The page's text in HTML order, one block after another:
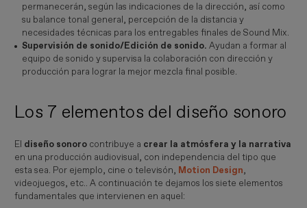
permanecerán, según las indicaciones de la dirección, así como
su balance tonal general, percepción de la distancia y
necesidades técnicas para los entregables finales de Sound Mix.
Supervisión de sonido/Edición de sonido. Ayudan a formar al
equipo de sonido y supervisa la colaboración con dirección y
producción para lograr la mejor mezcla final posible.
Los 7 elementos del diseño sonoro
El diseño sonoro contribuye a crear la atmósfera y la narrativa
en una producción audiovisual, con independencia del tipo que
esta sea. Por ejemplo, cine o televisón, Motion Design,
videojuegos, etc.. A continuación te dejamos los siete elementos
fundamentales que intervienen en aquel: